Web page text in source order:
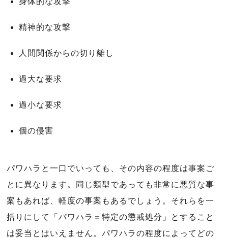
精神的な攻撃
人間関係からの切り離し
過大な要求
過小な要求
個の侵害
パワハラと一口でいっても、その内容の程度は事案ご
とに異なります。同じ類型であっても非常に悪質な事
案もあれば、軽度の事案もあるでしょう。それらを一
括りにして「パワハラ＝特定の懲戒処分」とすること
は妥当とはいえません。パワハラの程度によってどの